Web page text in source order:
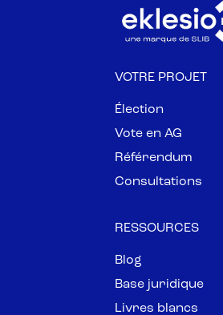
VOTRE PROJET
Élection
Vote en AG
Référendum
Consultations
RESSOURCES
Blog
Base juridique
Livres blancs